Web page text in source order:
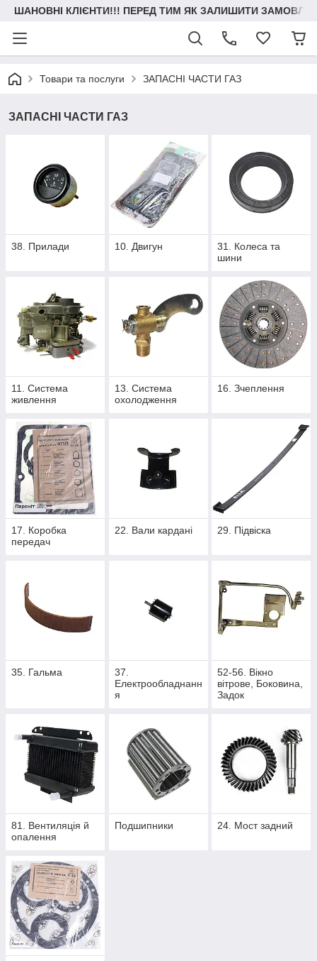
ШАНОВНІ КЛІЄНТИ!!! ПЕРЕД ТИМ ЯК ЗАЛИШИТИ
Товари та послуги ЗАПАСНІ ЧАСТИ ГАЗ
ЗАПАСНІ ЧАСТИ ГАЗ
38. Прилади 10. Двигун
31. Колеса та
шини
11. Система
живлення
13. Система
охолодження
16. Зчеплення
17. Коробка
передач
22. Вали кардані 29. Підвіска
35. Гальма
37.
Електрообладнанн
я
52-56. Вікно
вітрове, Боковина,
Задок
81. Вентиляція й
опалення
Подшипники 24. Мост задний